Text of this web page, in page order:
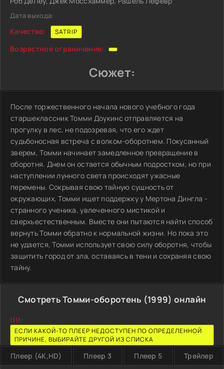
Дата выхода:
Качество: SATRIP
Возрастное ограничение:
Сюжет:
После торжественного начала нового учебного года
старшеклассник Томми Доукинс отправляется на
прогулку в лес, не подозревая, что его ждет
судьбоносная встреча с волком-оборотнем. Покусанный
зверем, Томми начинает замедленное превращение в
оборотня. Днем он остается обычным подростком, но при
наступлении лунного света происходят ужасные
перемены. Сокрывая свою тайную сущность от
окружающих, Томми ищет поддержку у Мертона Дингла -
странного ученика, увлеченного мистикой и
сверхъестественным. Вместе они пытаются найти способ
вернуть Томми обратно к нормальной жизни. Но пока это
не удается, Томми использует свою силу оборотня, чтобы
защитить город от зла, оставаясь в тени и сохраняя свою
тайну.
Смотреть Томми-оборотень (1999) онлайн
!!!!:
ЕСЛИ КАКОЙ-ТО ПЛЕЕР НЕДОСТУПЕН ПО ОПРЕДЕЛЕННОЙ
ПРИЧИНЕ, ВЫБИРАЙТЕ ДРУГОЙ ИЗ СПИСКА
Плеер (4K,HD) Плеер 3 Плеер 5 Трейлер